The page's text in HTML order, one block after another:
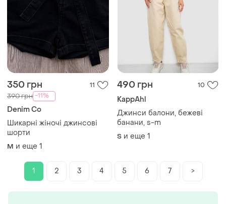
350 грн 11
390 грн -11%
Denim Co
Шикарні жіночі джинсові
шорти
M и еще 1
490 грн 10
KappAhl
Джинси балони, бежеві
банани, s-m
S и еще 1
1 2 3 4 5 6 7 >